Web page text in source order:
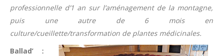
professionnelle d’1 an sur l’aménagement de la montagne,
puis une autre de 6 mois en
culture/cueillette/transformation de plantes médicinales.
Ballad’ :